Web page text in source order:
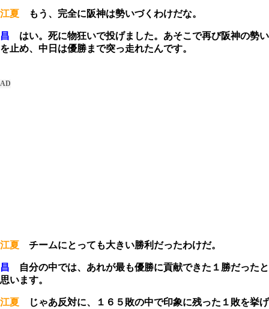
江夏 もう、完全に阪神は勢いづくわけだな。
昌 はい。死に物狂いで投げました。あそこで再び阪神の勢い
を止め、中日は優勝まで突っ走れたんです。
江夏 チームにとっても大きい勝利だったわけだ。
昌 自分の中では、あれが最も優勝に貢献できた１勝だったと
思います。
江夏 じゃあ反対に、１６５敗の中で印象に残った１敗を挙げ